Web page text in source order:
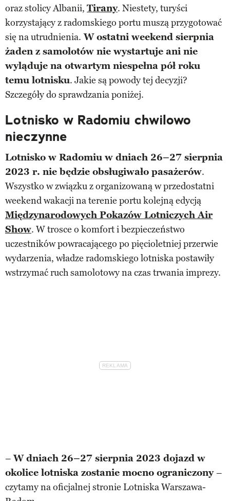
oraz stolicy Albanii, Tirany. Niestety, turyści
korzystający z radomskiego portu muszą przygotować
się na utrudnienia. W ostatni weekend sierpnia
żaden z samolotów nie wystartuje ani nie
wyląduje na otwartym niespełna pół roku
temu lotnisku. Jakie są powody tej decyzji?
Szczegóły do sprawdzania poniżej.
Lotnisko w Radomiu chwilowo
nieczynne
Lotnisko w Radomiu w dniach 26–27 sierpnia
2023 r. nie będzie obsługiwało pasażerów.
Wszystko w związku z organizowaną w przedostatni
weekend wakacji na terenie portu kolejną edycją
Międzynarodowych Pokazów Lotniczych Air
Show. W trosce o komfort i bezpieczeństwo
uczestników powracającego po pięcioletniej przerwie
wydarzenia, władze radomskiego lotniska postawiły
wstrzymać ruch samolotowy na czas trwania imprezy.
–W dniach 26–27 sierpnia 2023 dojazd w
okolice lotniska zostanie mocno ograniczony–
czytamy na oficjalnej stronie Lotniska Warszawa-